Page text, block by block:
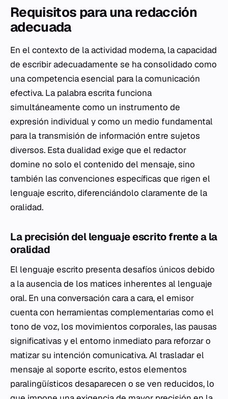
Requisitos para una redacción
adecuada
En el contexto de la actividad moderna, la capacidad
de escribir adecuadamente se ha consolidado como
una competencia esencial para la comunicación
efectiva. La palabra escrita funciona
simultáneamente como un instrumento de
expresión individual y como un medio fundamental
para la transmisión de información entre sujetos
diversos. Esta dualidad exige que el redactor
domine no solo el contenido del mensaje, sino
también las convenciones específicas que rigen el
lenguaje escrito, diferenciándolo claramente de la
oralidad.
La precisión del lenguaje escrito frente a la
oralidad
El lenguaje escrito presenta desafíos únicos debido
a la ausencia de los matices inherentes al lenguaje
oral. En una conversación cara a cara, el emisor
cuenta con herramientas complementarias como el
tono de voz, los movimientos corporales, las pausas
significativas y el entorno inmediato para reforzar o
matizar su intención comunicativa. Al trasladar el
mensaje al soporte escrito, estos elementos
paralingüísticos desaparecen o se ven reducidos, lo